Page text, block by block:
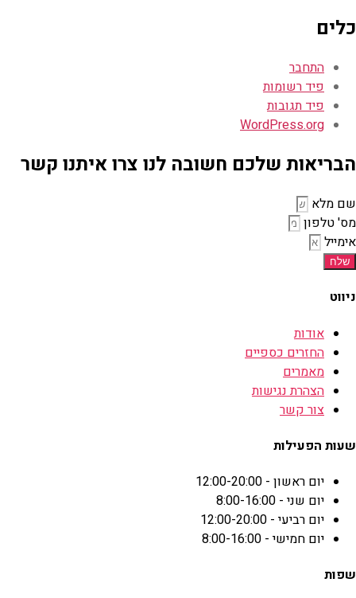
כלים
התחבר
פיד רשומות
פיד תגובות
WordPress.org
הבריאות שלכם חשובה לנו צרו איתנו קשר
שם מלא
מס' טלפון
אימייל
שלח
ניווט
אודות
החזרים כספיים
מאמרים
הצהרת נגישות
צור קשר
שעות הפעילות
יום ראשון - 12:00-20:00
יום שני - 8:00-16:00
יום רביעי - 12:00-20:00
יום חמישי - 8:00-16:00
שפות